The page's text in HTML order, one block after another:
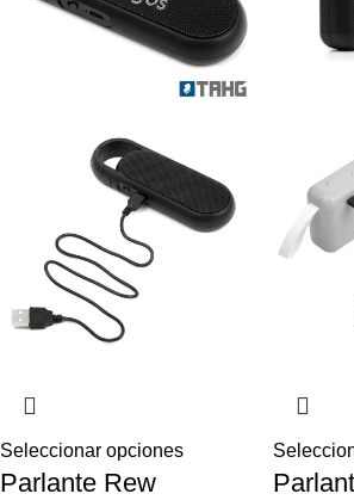
Seleccionar opciones
Parlante Rew